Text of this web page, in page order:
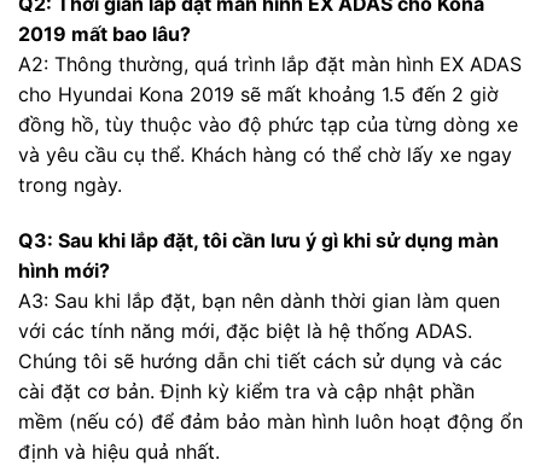
2019 mất bao lâu?
A2: Thông thường, quá trình lắp đặt màn hình EX ADAS
cho Hyundai Kona 2019 sẽ mất khoảng 1.5 đến 2 giờ
đồng hồ, tùy thuộc vào độ phức tạp của từng dòng xe
và yêu cầu cụ thể. Khách hàng có thể chờ lấy xe ngay
trong ngày.
Q3: Sau khi lắp đặt, tôi cần lưu ý gì khi sử dụng màn
hình mới?
A3: Sau khi lắp đặt, bạn nên dành thời gian làm quen
với các tính năng mới, đặc biệt là hệ thống ADAS.
Chúng tôi sẽ hướng dẫn chi tiết cách sử dụng và các
cài đặt cơ bản. Định kỳ kiểm tra và cập nhật phần
mềm (nếu có) để đảm bảo màn hình luôn hoạt động ổn
định và hiệu quả nhất.